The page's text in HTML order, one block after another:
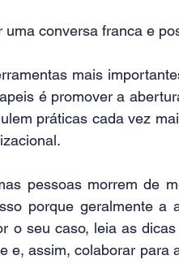
uma conversa franca e
mais
é promover a
práticas cada vez
pessoas morrem de
porque geralmente
o seu caso, leia as
e, assim, colaborar